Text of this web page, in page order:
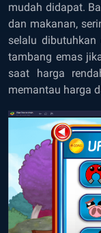
mudah didapat.
dan makanan,
selalu
tambang emas
saat harga
memantau harga